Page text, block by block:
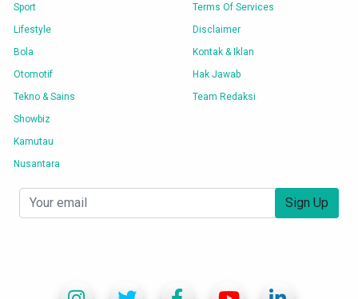
Sport
Lifestyle
Bola
Otomotif
Tekno & Sains
Showbiz
Kamutau
Nusantara
Terms Of Services
Disclaimer
Kontak & Iklan
Hak Jawab
Team Redaksi
Sign Up